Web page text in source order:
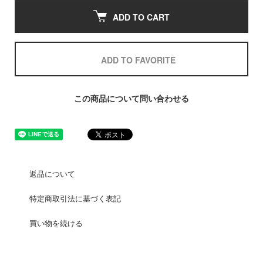
ADD TO CART
ADD TO FAVORITE
この商品について問い合わせる
返品について
特定商取引法に基づく表記
買い物を続ける